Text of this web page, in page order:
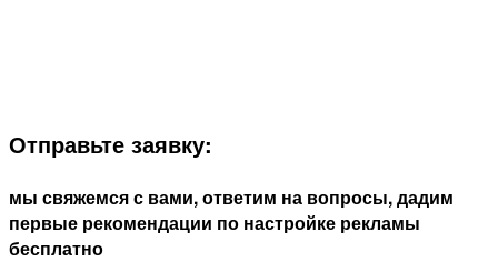
Отправьте заявку:
мы свяжемся с вами, ответим на вопросы, дадим
первые рекомендации по настройке рекламы
бесплатно